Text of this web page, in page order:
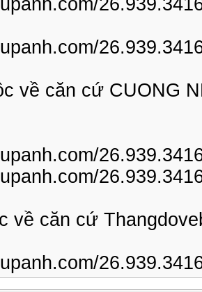
về căn cứ CUONG
về căn cứ